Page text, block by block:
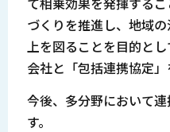
づくりを推進し、地域
上を図ることを目的と
会社と「包括連携協定」
今後、多分野において
す。